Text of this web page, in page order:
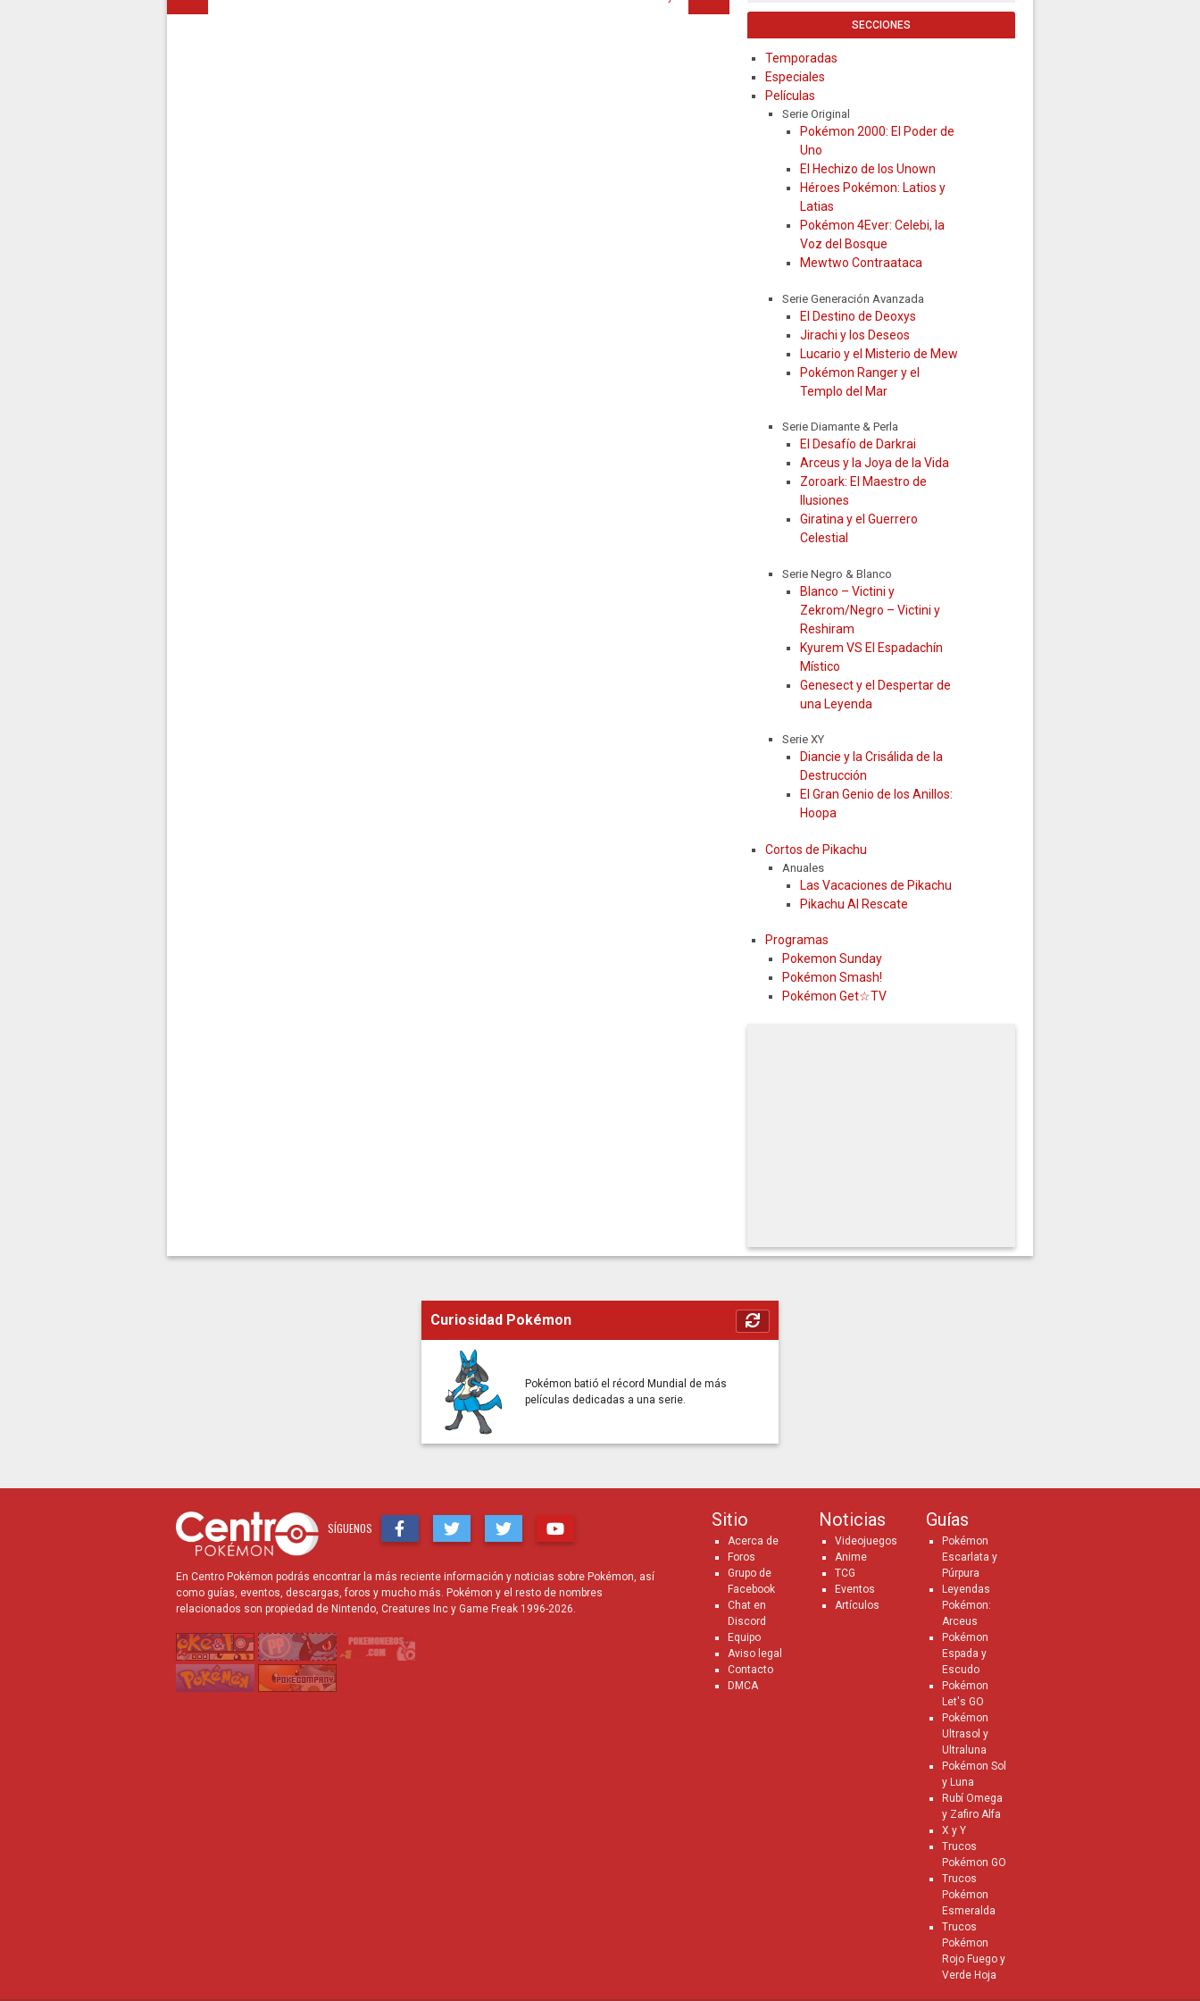
SECCIONES
Temporadas
Especiales
Películas
Serie Original
Pokémon 2000: El Poder de
Uno
El Hechizo de los Unown
Héroes Pokémon: Latios y
Latias
Pokémon 4Ever: Celebi, la
Voz del Bosque
Mewtwo Contraataca
Serie Generación Avanzada
El Destino de Deoxys
Jirachi y los Deseos
Lucario y el Misterio de Mew
Pokémon Ranger y el
Templo del Mar
Serie Diamante & Perla
El Desafío de Darkrai
Arceus y la Joya de la Vida
Zoroark: El Maestro de
Ilusiones
Giratina y el Guerrero
Celestial
Serie Negro & Blanco
Blanco – Victini y
Zekrom/Negro – Victini y
Reshiram
Kyurem VS El Espadachín
Místico
Genesect y el Despertar de
una Leyenda
Serie XY
Diancie y la Crisálida de la
Destrucción
El Gran Genio de los Anillos:
Hoopa
Cortos de Pikachu
Anuales
Las Vacaciones de Pikachu
Pikachu Al Rescate
Programas
Pokemon Sunday
Pokémon Smash!
Pokémon Get☆TV
Curiosidad Pokémon
Pokémon batió el récord Mundial de más
películas dedicadas a una serie.
SÍGUENOS
En Centro Pokémon podrás encontrar la más reciente información y noticias sobre Pokémon, así
como guías, eventos, descargas, foros y mucho más. Pokémon y el resto de nombres
relacionados son propiedad de Nintendo, Creatures Inc y Game Freak 1996-2026.
Sitio
Acerca de
Foros
Grupo de
Facebook
Chat en
Discord
Equipo
Aviso legal
Contacto
DMCA
Noticias
Videojuegos
Anime
TCG
Eventos
Artículos
Guías
Pokémon
Escarlata y
Púrpura
Leyendas
Pokémon:
Arceus
Pokémon
Espada y
Escudo
Pokémon
Let's GO
Pokémon
Ultrasol y
Ultraluna
Pokémon Sol
y Luna
Rubí Omega
y Zafiro Alfa
X y Y
Trucos
Pokémon GO
Trucos
Pokémon
Esmeralda
Trucos
Pokémon
Rojo Fuego y
Verde Hoja